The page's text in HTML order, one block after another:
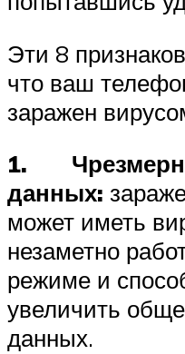
Эти 8
что ваш
заражен
1.
данных:
может иметь
незаметно
режиме и
увеличить
данных.